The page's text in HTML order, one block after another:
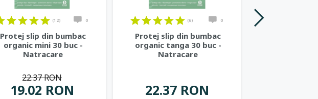
(12) 0
Protej slip din bumbac
organic mini 30 buc -
Natracare
19.02 RON
22.37 RON
(6) 0
Protej slip din bumbac
organic tanga 30 buc -
Natracare
22.37 RON